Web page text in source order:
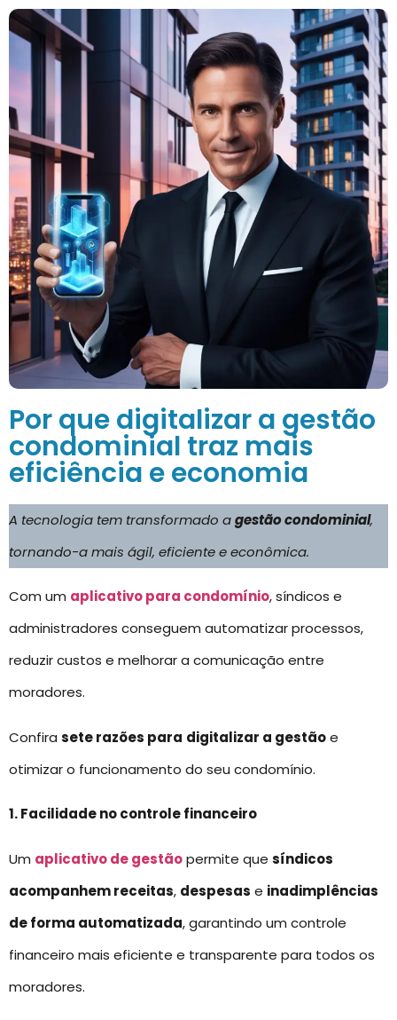
Por que digitalizar a gestão
condominial traz mais
eficiência e economia
A tecnologia tem transformado agestão condominial,
tornando-a mais ágil, eficiente e econômica.
Com um aplicativo para condomínio, síndicos e
administradores conseguem automatizar processos,
reduzir custos e melhorar a comunicação entre
moradores.
Confira sete razões para digitalizar a gestãoe
otimizar o funcionamento do seu condomínio.
1. Facilidade no controle financeiro
Um aplicativo de gestãopermite que síndicos
acompanhem receitas, despesas e inadimplências
de forma automatizada, garantindo um controle
financeiro mais eficiente e transparente para todos os
moradores.